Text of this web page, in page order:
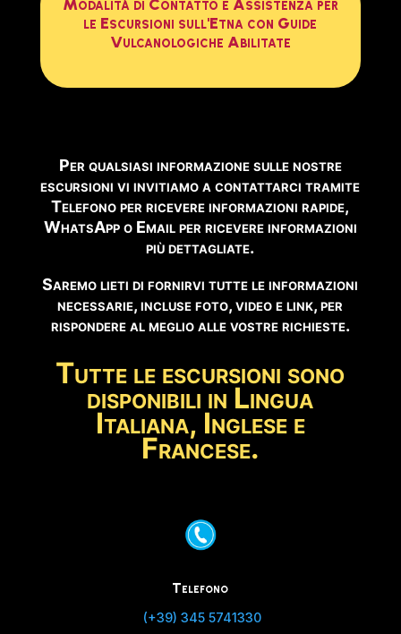
OCCHI SUL VULCANO
Guarda Webcam Live →
✅ ESCURSIONI CONSIGLIATE IN QUESTO PERIODO
periodo:
🥾 Crateri del 2002 Prenota →
🚙 Crateri Sommitali Etna Nord 5 Km
🥾 Crateri Sommitali Etna Nord 12 Km Prenota →
🌋 Crateri del Rift di Nord Est
7 agosto - Ore 03:49
Modalità di Contatto e Assistenza per
le Escursioni sull'Etna con Guide
Vulcanologiche Abilitate
Per qualsiasi informazione sulle nostre
escursioni vi invitiamo a contattarci tramite
Telefono per ricevere informazioni rapide,
WhatsApp o Email per ricevere informazioni
più dettagliate.
Saremo lieti di fornirvi tutte le informazioni
necessarie, incluse foto, video e link, per
rispondere al meglio alle vostre richieste.
Tutte le escursioni sono
disponibili in Lingua
Italiana, Inglese e
Francese.
Telefono
(+39) 345 5741330